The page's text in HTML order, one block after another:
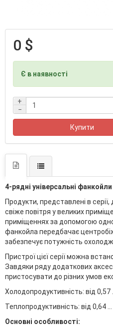
0 $
Є в наявності
+
−
Купити
4-рядні універсальні фанкойли
Продукти, представлені в
свіже повітря у великих
приміщеннях за допомогою
фанкойла передбачає
забезпечує потужність
Пристрої цієї серії можна
Завдяки ряду додаткових
пристосувати до різних умов
Холодопродуктивність: від 0,57
Теплопродуктивність: від 0,64
Основні особливості: